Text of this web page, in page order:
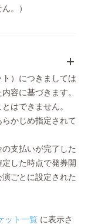
。）
）につきましては
容に基づきます。
はできません。
かじめ指定されて
支払いが完了した
した時点で発券開
ごとに設定された
ット一覧 に表示さ